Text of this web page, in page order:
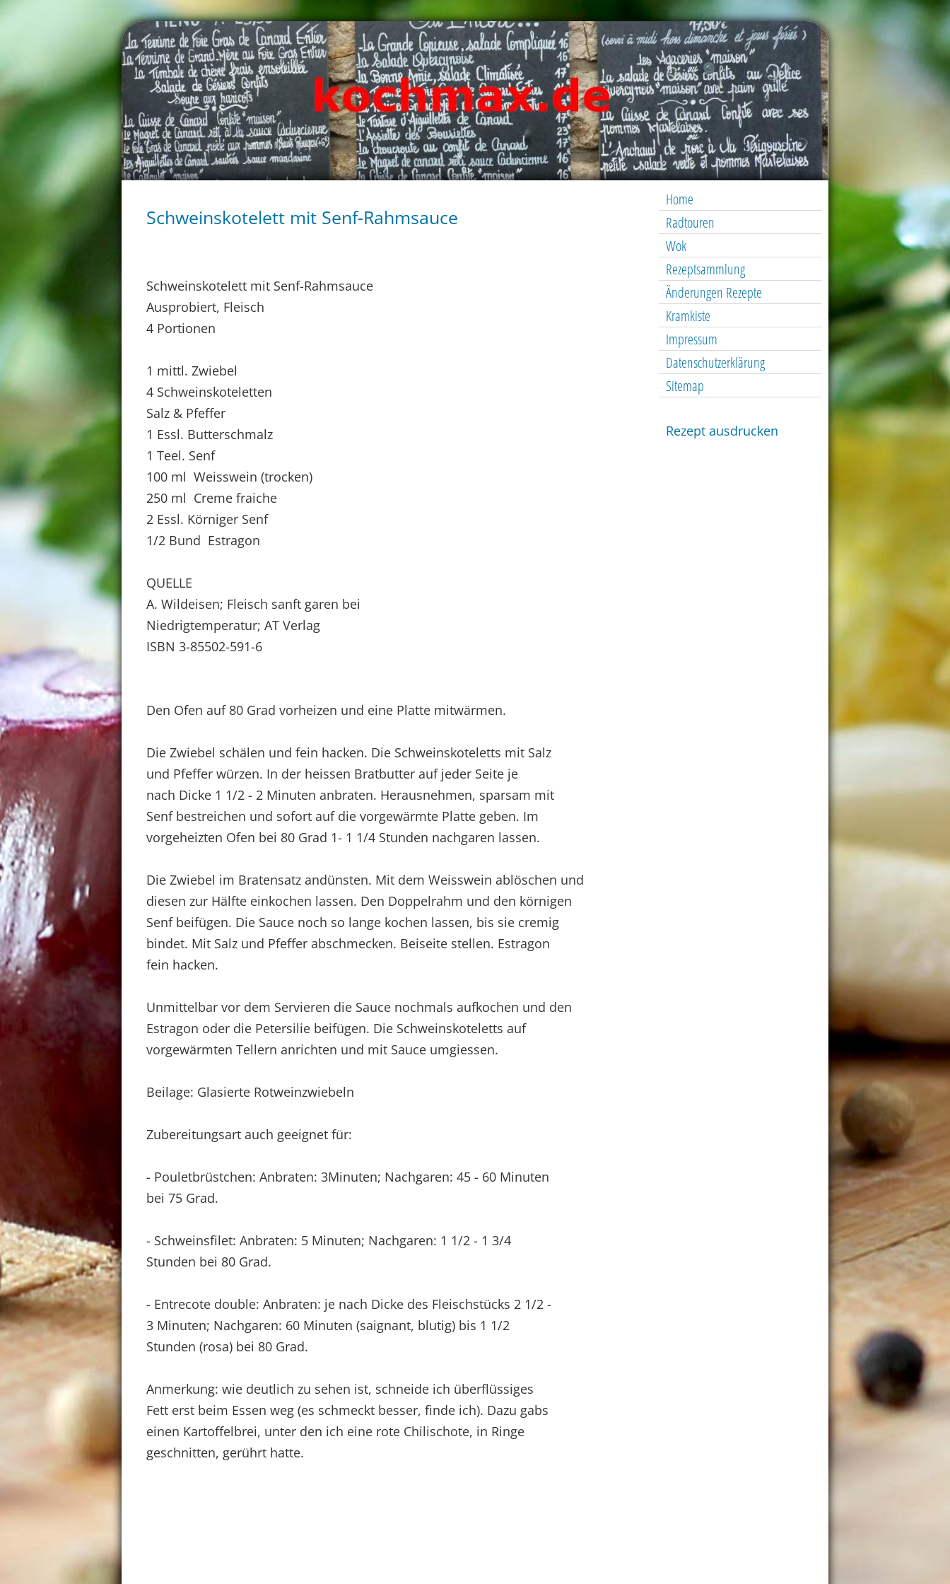
Home
Radtouren
Wok
Rezeptsammlung
Änderungen Rezepte
Kramkiste
Impressum
Datenschutzerklärung
Sitemap
Rezept ausdrucken
Schweinskotelett mit Senf-Rahmsauce
Schweinskotelett mit Senf-Rahmsauce
Ausprobiert, Fleisch
4 Portionen
1 mittl. Zwiebel
4 Schweinskoteletten
Salz & Pfeffer
1 Essl. Butterschmalz
1 Teel. Senf
100 ml Weisswein (trocken)
250 ml Creme fraiche
2 Essl. Körniger Senf
1/2 Bund Estragon
QUELLE
A. Wildeisen; Fleisch sanft garen bei
Niedrigtemperatur; AT Verlag
ISBN 3-85502-591-6
Den Ofen auf 80 Grad vorheizen und eine Platte mitwärmen.
Die Zwiebel schälen und fein hacken. Die Schweinskoteletts mit Salz
und Pfeffer würzen. In der heissen Bratbutter auf jeder Seite je
nach Dicke 1 1/2 - 2 Minuten anbraten. Herausnehmen, sparsam mit
Senf bestreichen und sofort auf die vorgewärmte Platte geben. Im
vorgeheizten Ofen bei 80 Grad 1- 1 1/4 Stunden nachgaren lassen.
Die Zwiebel im Bratensatz andünsten. Mit dem Weisswein ablöschen und
diesen zur Hälfte einkochen lassen. Den Doppelrahm und den körnigen
Senf beifügen. Die Sauce noch so lange kochen lassen, bis sie cremig
bindet. Mit Salz und Pfeffer abschmecken. Beiseite stellen. Estragon
fein hacken.
Unmittelbar vor dem Servieren die Sauce nochmals aufkochen und den
Estragon oder die Petersilie beifügen. Die Schweinskoteletts auf
vorgewärmten Tellern anrichten und mit Sauce umgiessen.
Beilage: Glasierte Rotweinzwiebeln
Zubereitungsart auch geeignet für:
- Pouletbrüstchen: Anbraten: 3Minuten; Nachgaren: 45 - 60 Minuten
bei 75 Grad.
- Schweinsfilet: Anbraten: 5 Minuten; Nachgaren: 1 1/2 - 1 3/4
Stunden bei 80 Grad.
- Entrecote double: Anbraten: je nach Dicke des Fleischstücks 2 1/2 -
3 Minuten; Nachgaren: 60 Minuten (saignant, blutig) bis 1 1/2
Stunden (rosa) bei 80 Grad.
Anmerkung: wie deutlich zu sehen ist, schneide ich überflüssiges
Fett erst beim Essen weg (es schmeckt besser, finde ich). Dazu gabs
einen Kartoffelbrei, unter den ich eine rote Chilischote, in Ringe
geschnitten, gerührt hatte.